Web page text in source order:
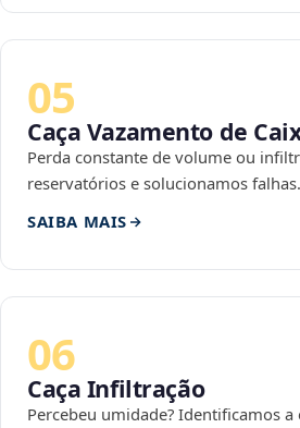
05
Caça Vazamento de
Perda constante de volume ou
reservatórios e solucionamos falhas.
SAIBA MAIS
06
Caça Infiltração
Percebeu umidade? Identificamos